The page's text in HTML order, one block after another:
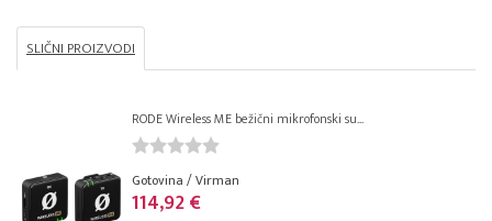
SLIČNI PROIZVODI
RODE Wireless ME bežični mikrofonski su...
Gotovina / Virman
114,92 €